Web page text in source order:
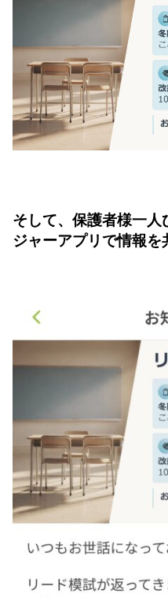
そして、保護者様一
ジャーアプリで情報を